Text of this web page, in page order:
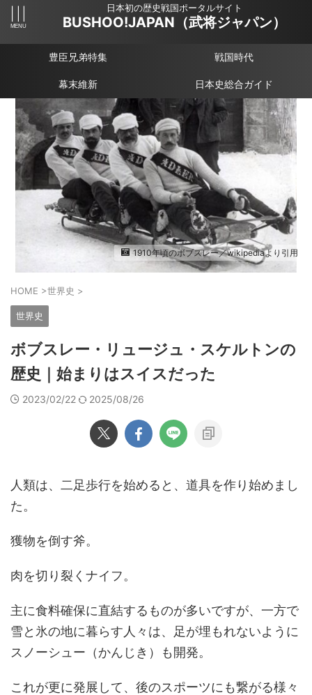
日本初の歴史戦国ポータルサイト
BUSHOO!JAPAN（武将ジャパン）
豊臣兄弟特集 戦国時代
幕末維新 日本史総合ガイド
1910年頃のボブスレー／wikipediaより引用
HOME >世界史 >
世界史
ボブスレー・リュージュ・スケルトンの
歴史｜始まりはスイスだった
2023/02/22 2025/08/26
人類は、二足歩行を始めると、道具を作り始めまし
た。
獲物を倒す斧。
肉を切り裂くナイフ。
主に食料確保に直結するものが多いですが、一方で
雪と氷の地に暮らす人々は、足が埋もれないように
スノーシュー（かんじき）も開発。
これが更に発展して、後のスポーツにも繋がる様々